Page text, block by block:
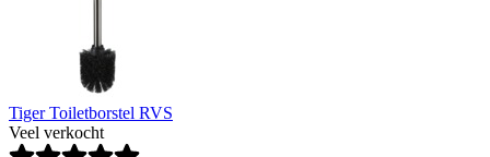
Tiger Toiletborstel RVS
Veel verkocht